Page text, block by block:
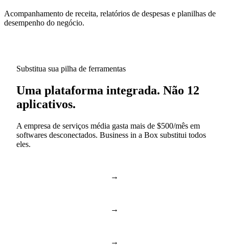
Acompanhamento de receita, relatórios de despesas e planilhas de
desempenho do negócio.
Substitua sua pilha de ferramentas
Uma plataforma integrada. Não 12
aplicativos.
A empresa de serviços média gasta mais de $500/mês em
softwares desconectados. Business in a Box substitui todos
eles.
→
→
→